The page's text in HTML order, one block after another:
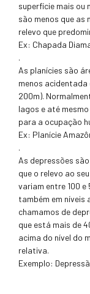
superfície mais ou
são menos que as
relevo que
Ex: Chapada
.
As planícies são
menos acidentada
200m).
lagos e até
para a ocupação
Ex: Planície
.
As depressões
que o relevo ao
variam entre 100
também em níveis
chamamos de
que está mais de
acima do nível do
relativa.
Exemplo: